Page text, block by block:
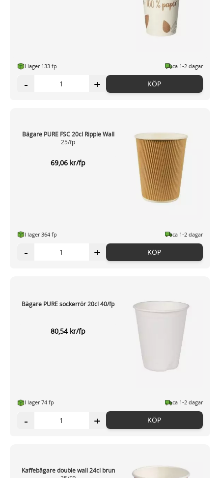
I lager 133 fp ca 1-2 dagar
- + KÖP
Bägare PURE FSC 20cl Ripple Wall
25/fp
69,06 kr/fp
I lager 364 fp ca 1-2 dagar
- + KÖP
Bägare PURE sockerrör 20cl 40/fp
80,54 kr/fp
I lager 74 fp ca 1-2 dagar
- + KÖP
Kaffebägare double wall 24cl brun